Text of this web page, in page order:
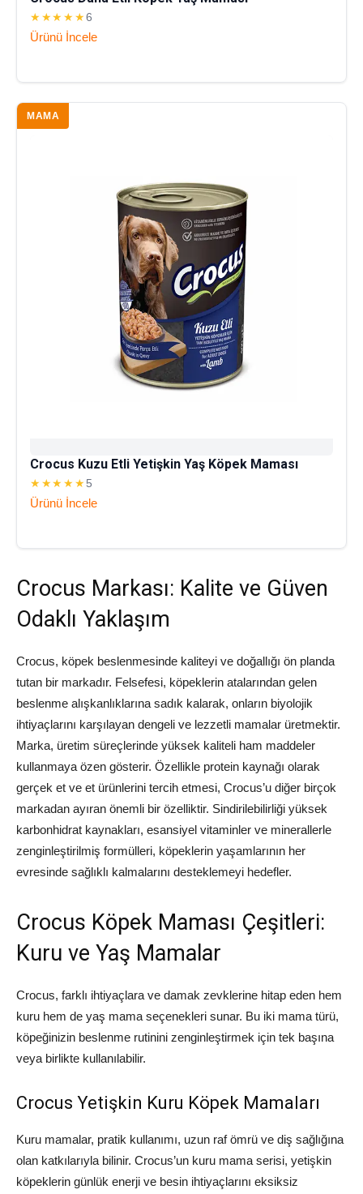
★★★★★6
Ürünü İncele
MAMA
Crocus Kuzu Etli Yetişkin Yaş Köpek Maması
★★★★★5
Ürünü İncele
Crocus Markası: Kalite ve Güven
Odaklı Yaklaşım
Crocus, köpek beslenmesinde kaliteyi ve doğallığı ön planda
tutan bir markadır. Felsefesi, köpeklerin atalarından gelen
beslenme alışkanlıklarına sadık kalarak, onların biyolojik
ihtiyaçlarını karşılayan dengeli ve lezzetli mamalar üretmektir.
Marka, üretim süreçlerinde yüksek kaliteli ham maddeler
kullanmaya özen gösterir. Özellikle protein kaynağı olarak
gerçek et ve et ürünlerini tercih etmesi, Crocus’u diğer birçok
markadan ayıran önemli bir özelliktir. Sindirilebilirliği yüksek
karbonhidrat kaynakları, esansiyel vitaminler ve minerallerle
zenginleştirilmiş formülleri, köpeklerin yaşamlarının her
evresinde sağlıklı kalmalarını desteklemeyi hedefler.
Crocus Köpek Maması Çeşitleri:
Kuru ve Yaş Mamalar
Crocus, farklı ihtiyaçlara ve damak zevklerine hitap eden hem
kuru hem de yaş mama seçenekleri sunar. Bu iki mama türü,
köpeğinizin beslenme rutinini zenginleştirmek için tek başına
veya birlikte kullanılabilir.
Crocus Yetişkin Kuru Köpek Mamaları
Kuru mamalar, pratik kullanımı, uzun raf ömrü ve diş sağlığına
olan katkılarıyla bilinir. Crocus’un kuru mama serisi, yetişkin
köpeklerin günlük enerji ve besin ihtiyaçlarını eksiksiz